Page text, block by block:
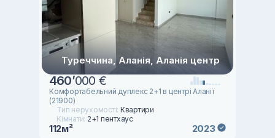
Туреччина, Аланія, Аланія центр
460’000 €
Комфортабельний дуплекс 2+1 в центрі Аланії
(21900)
Тип нерухомості: Квартири
Кімнати: 2+1 пентхаус
112м² 2023